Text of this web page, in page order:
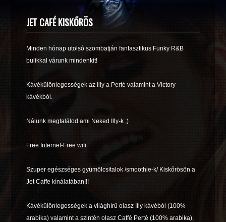
JET CAFÉ KISKŐRÖS
Minden hónap utolsó szombatján fantasztikus Funky R&B
bulikkal várunk mindenkit!
Kávékülönlegességek az Illy a Perté valamint a Victory
kávékból.
Nálunk megtalálod ami Neked Illy-k ;)
Free Internet-Free wifi
Szuper egészséges gyümölcsitalok /smoothie-k/ Kiskőrösön a
Jet Caffe kínálatában!!!
Kávékülönlegességek a világhírű olasz Illy kávéból (100%
arabika) valamint a szintén olasz Caffé Perté (100% arabika),